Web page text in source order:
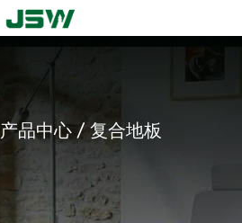
产品中心 / 复合地板